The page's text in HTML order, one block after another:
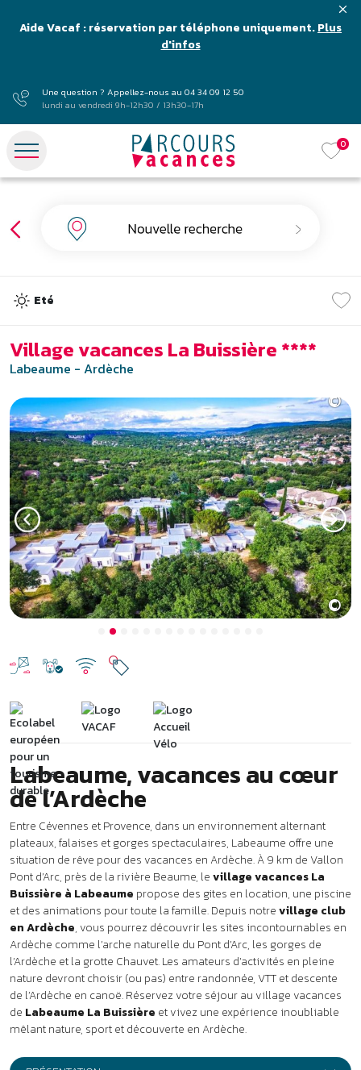
Aide Vacaf : réservation par téléphone uniquement.Plus
d'infos
Une question ? Appellez-nous au 04 34 09 12 50
lundi au vendredi 9h-12h30 / 13h30-17h
0
Eté
Village vacances La Buissière ****
Labeaume - Ardèche
©
Previous Next
Labeaume, vacances au cœur
de l’Ardèche
Entre Cévennes et Provence, dans un environnement alternant
plateaux, falaises et gorges spectaculaires, Labeaume offre une
situation de rêve pour des vacances en Ardèche. À 9 km de Vallon
Pont d’Arc, près de la rivière Beaume, le
et des animations pour toute la famille. Depuis notre
en Ardèche
, vous pourrez découvrir les sites incontournables en
Ardèche comme l’arche naturelle du Pont d’Arc, les gorges de
l’Ardèche et la grotte Chauvet. Les amateurs d’activités en pleine
nature devront choisir (ou pas) entre randonnée, VTT et descente
de l’Ardèche en canoë. Réservez votre séjour au village vacances
deLabeaume La Buissière
mêlant nature, sport et découverte en Ardèche.
PRÉSENTATION
À 800 mètres du village typique de Ruoms,
le village vacances
La Buissière *** vous accueille sur un domaine surplombant la
rivière la Beaume, à deux pas des gorges de l’Ardèche et à
seulement 9 km de Vallon Pont d’Arc. Premiers commerces à 2 km.
Supermarché à 4 km.
Vos vacances à Labeaume en
Ardèche
Séjour en location : les maisonnettes